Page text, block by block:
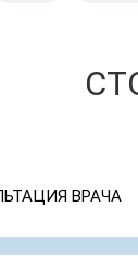
ВРАЧА